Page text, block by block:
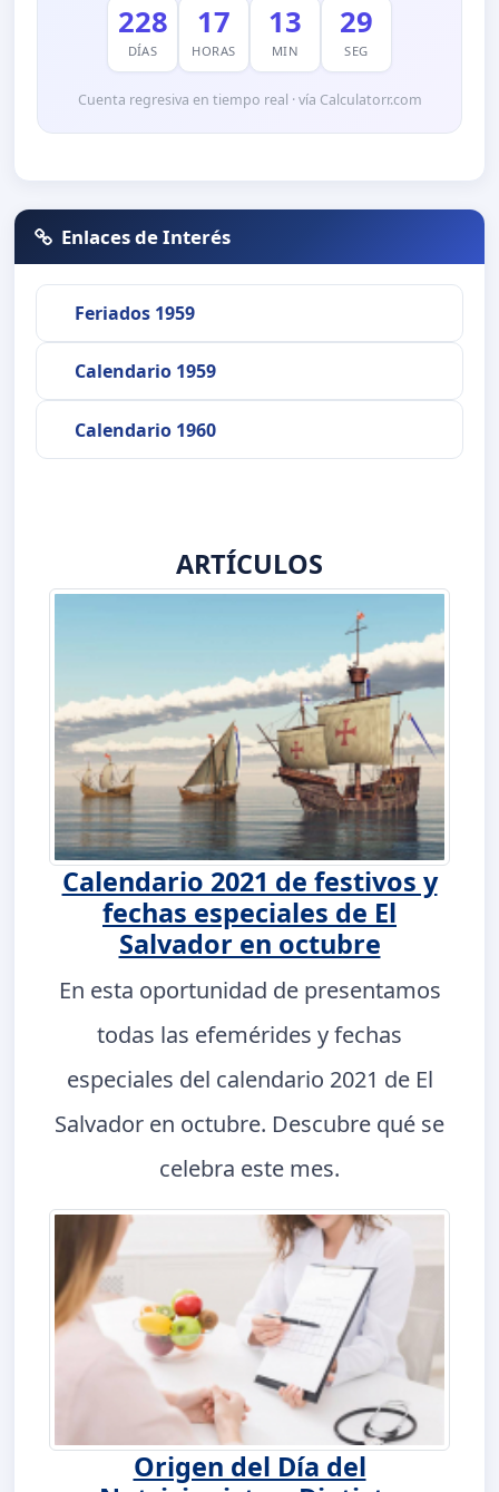
228
DÍAS
17
HORAS
13
MIN
29
SEG
Cuenta regresiva en tiempo real · vía Calculatorr.com
Enlaces de Interés
Feriados 1959
Calendario 1959
Calendario 1960
ARTÍCULOS
Calendario 2021 de festivos y
fechas especiales de El
Salvador en octubre
En esta oportunidad de presentamos
todas las efemérides y fechas
especiales del calendario 2021 de El
Salvador en octubre. Descubre qué se
celebra este mes.
Origen del Día del